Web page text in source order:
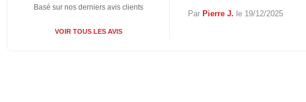
Basé sur nos derniers avis clients
VOIR TOUS LES AVIS
Par Pierre J. le 19/12/2025